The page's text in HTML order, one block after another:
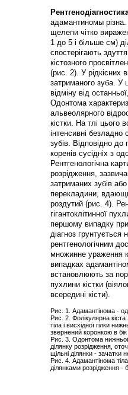
адамантиномы різна.
щелепи чітко
1 до 5 і більше см)
спостерігають
кістозного
(рис. 2). У рідкісних
затриманого зуба. У
відміну від
Одонтома
альвеолярного
кістки. На тлі
інтенсивні
зубів. Відповідно
коренів сусідніх з
Рентгенологічна
розрідження,
затриманих зубів
перекладини,
роздутий (рис. 4).
гігантоклітинної
першому випадку
діагноз
рентгенологічним
множинне ураження
випадках
встановлюють за
пухлини кістки
всередині кісти).
Рис. 1. Адамантінома -
Рис. 2. Фолікулярна
тіла і висхідної гілки
звернений коронкою в бік
Рис. 3. Одонтома нижньої
ділянку розрідження,
щільні ділянки -
Рис. 4. Адамантінома
ділянками розрідження -